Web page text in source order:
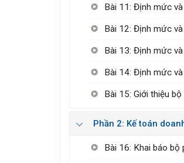
Bài 11: Định mức
Bài 12: Định mức
Bài 13: Định mức
Bài 14: Định mức
Bài 15: Giới thiệu
Phần 2: Kế toán
Bài 16: Khai báo bộ